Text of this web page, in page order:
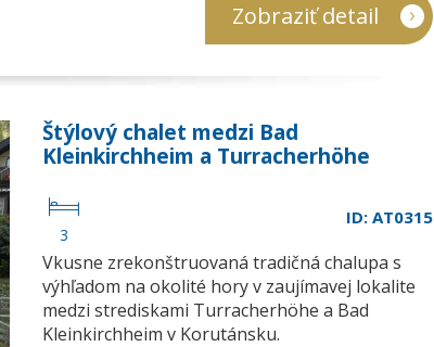
Zobraziť detail
Štýlový chalet medzi Bad
Kleinkirchheim a Turracherhöhe
3
ID: AT0315
Vkusne zrekonštruovaná tradičná chalupa s
výhľadom na okolité hory v zaujímavej lokalite
medzi strediskami Turracherhöhe a Bad
Kleinkirchheim v Korutánsku.